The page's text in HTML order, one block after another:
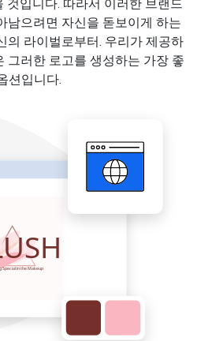
것입니다. 따라서 이러한 브랜드
남으려면 자신을 돋보이게 하는
의 라이벌로부터. 우리가 제공하
그러한 로고를 생성하는 가장 좋
션입니다.